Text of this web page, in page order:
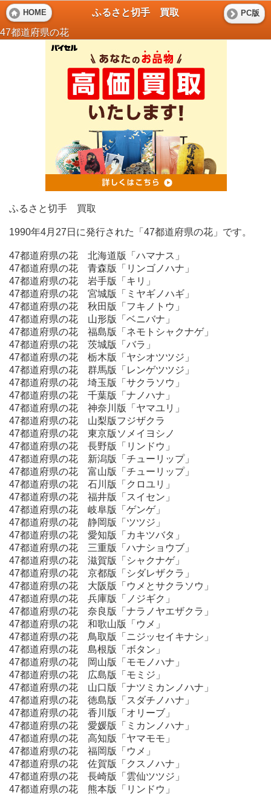
HOME
ふるさと切手 買取
47都道府県の花
PC版
ふるさと切手 買取
1990年4月27日に発行された「47都道府県の花」です。
47都道府県の花 北海道版「ハマナス」
47都道府県の花 青森版「リンゴノハナ」
47都道府県の花 岩手版「キリ」
47都道府県の花 宮城版「ミヤギノハギ」
47都道府県の花 秋田版「フキノトウ」
47都道府県の花 山形版「ベニバナ」
47都道府県の花 福島版「ネモトシャクナゲ」
47都道府県の花 茨城版「バラ」
47都道府県の花 栃木版「ヤシオツツジ」
47都道府県の花 群馬版「レンゲツツジ」
47都道府県の花 埼玉版「サクラソウ」
47都道府県の花 千葉版「ナノハナ」
47都道府県の花 神奈川版「ヤマユリ」
47都道府県の花 山梨版フジザクラ
47都道府県の花 東京版ソメイヨシノ
47都道府県の花 長野版「リンドウ」
47都道府県の花 新潟版「チューリップ」
47都道府県の花 富山版「チューリップ」
47都道府県の花 石川版「クロユリ」
47都道府県の花 福井版「スイセン」
47都道府県の花 岐阜版「ゲンゲ」
47都道府県の花 静岡版「ツツジ」
47都道府県の花 愛知版「カキツバタ」
47都道府県の花 三重版「ハナショウブ」
47都道府県の花 滋賀版「シャクナゲ」
47都道府県の花 京都版「シダレザクラ」
47都道府県の花 大阪版「ウメとサクラソウ」
47都道府県の花 兵庫版「ノジギク」
47都道府県の花 奈良版「ナラノヤエザクラ」
47都道府県の花 和歌山版「ウメ」
47都道府県の花 鳥取版「ニジッセイキナシ」
47都道府県の花 島根版「ボタン」
47都道府県の花 岡山版「モモノハナ」
47都道府県の花 広島版「モミジ」
47都道府県の花 山口版「ナツミカンノハナ」
47都道府県の花 徳島版「スダチノハナ」
47都道府県の花 香川版「オリーブ」
47都道府県の花 愛媛版「ミカンノハナ」
47都道府県の花 高知版「ヤマモモ」
47都道府県の花 福岡版「ウメ」
47都道府県の花 佐賀版「クスノハナ」
47都道府県の花 長崎版「雲仙ツツジ」
47都道府県の花 熊本版「リンドウ」